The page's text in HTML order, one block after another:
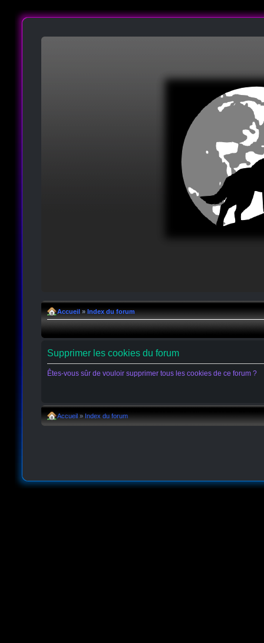
Accueil » Index du forum
Supprimer les cookies du forum
Êtes-vous sûr de vouloir supprimer tous les cookies de ce forum ?
Accueil » Index du forum